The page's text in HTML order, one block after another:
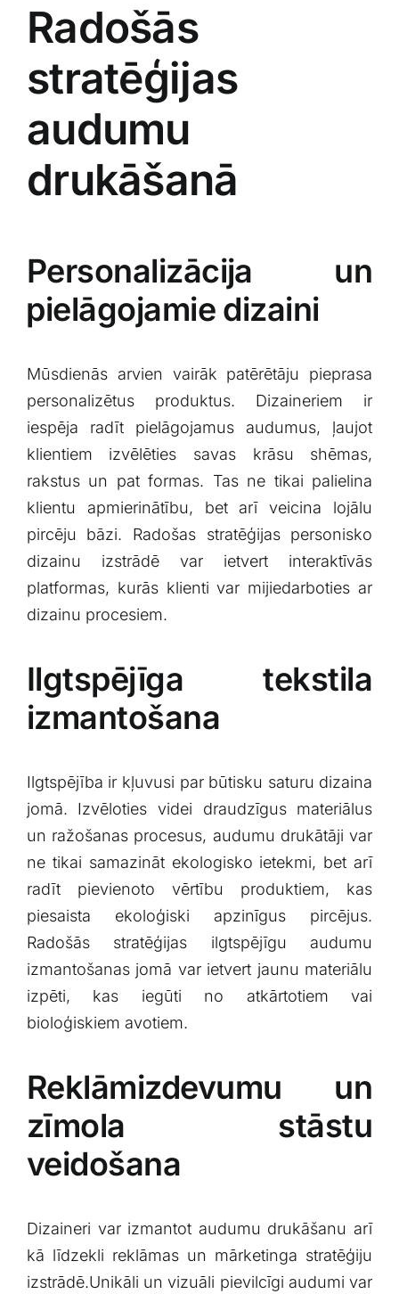
Radošās
stratēģijas
audumu
drukāšanā
Personalizācija un
⁣pielāgojamie dizaini
Mūsdienās arvien vairāk patērētāju ‍pieprasa
personalizētus produktus. Dizaineriem ir
iespēja​ radīt pielāgojamus audumus, ļaujot
klientiem ⁢izvēlēties⁤ savas krāsu shēmas,
rakstus un pat formas. Tas ne tikai palielina
klientu apmierinātību, bet‌ arī veicina lojālu
pircēju bāzi. Radošas​ stratēģijas personisko
dizainu izstrādē var ietvert interaktīvās
platformas, kurās klienti var⁢ mijiedarboties ar
dizainu procesiem.
Ilgtspējīga tekstila
‌izmantošana
Ilgtspējība ir kļuvusi par būtisku saturu dizaina
jomā. Izvēloties videi draudzīgus materiālus
un ražošanas​ procesus, audumu drukātāji var
ne tikai samazināt ekologisko ietekmi, bet arī
radīt pievienoto ⁤vērtību produktiem, kas
piesaista ekoloģiski ​apzinīgus pircējus.
‌Radošās stratēģijas ilgtspējīgu audumu
izmantošanas jomā var ietvert jaunu materiālu
izpēti, kas ​iegūti no atkārtotiem vai
bioloģiskiem‌ avotiem.
Reklāmizdevumu un
zīmola ⁣stāstu
veidošana
Dizaineri var izmantot audumu drukāšanu arī
kā līdzekli reklāmas un mārketinga ‍stratēģiju
izstrādē.Unikāli un vizuāli ⁣pievilcīgi ​audumi var